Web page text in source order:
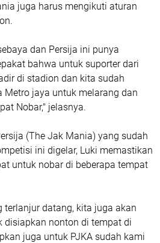
juga harus mengikuti aturan
dan Persija ini punya
bahwa untuk suporter dari
di stadion dan kita sudah
Metro jaya untuk melarang dan
Nobar," jelasnya.
(The Jak Mania) yang sudah
ini digelar, Luki memastikan
untuk nobar di beberapa tempat
terlanjur datang, kita juga akan
disiapkan nonton di tempat di
juga untuk PJKA sudah kami